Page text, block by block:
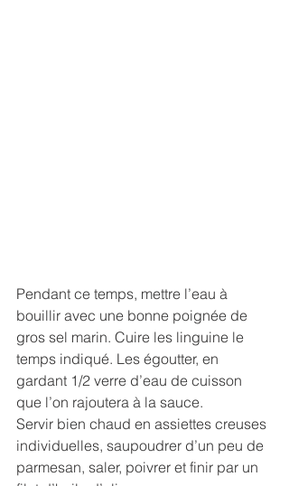
Pendant ce temps, mettre l’eau à
bouillir avec une bonne poignée de
gros sel marin. Cuire les linguine le
temps indiqué. Les égoutter, en
gardant 1/2 verre d’eau de cuisson
que l’on rajoutera à la sauce.
Servir bien chaud en assiettes creuses
individuelles, saupoudrer d’un peu de
parmesan, saler, poivrer et finir par un